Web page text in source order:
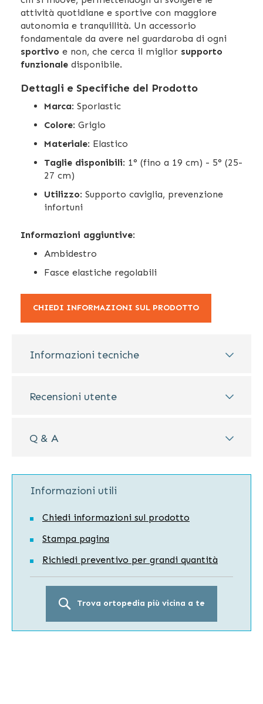
attività quotidiane e sportive con maggiore
autonomia e tranquillità. Un accessorio
fondamentale da avere nel guardaroba di ogni
sportivo e non, che cerca il miglior supporto
funzionale disponibile.
Dettagli e Specifiche del Prodotto
Marca: Sporlastic
Colore: Grigio
Materiale: Elastico
Taglie disponibili: 1° (fino a 19 cm) - 5° (25-
27 cm)
Utilizzo: Supporto caviglia, prevenzione
infortuni
Informazioni aggiuntive:
Ambidestro
Fasce elastiche regolabili
CHIEDI INFORMAZIONI SUL PRODOTTO
Informazioni tecniche
Recensioni utente
Q & A
Informazioni utili
Chiedi informazioni sul prodotto
Stampa pagina
Richiedi preventivo per grandi quantità
Trova ortopedia più vicina a te